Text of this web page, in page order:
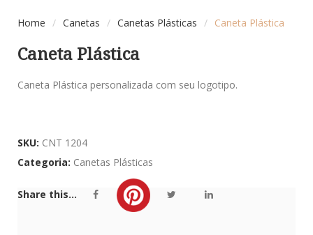
Home / Canetas / Canetas Plásticas / Caneta Plástica
Caneta Plástica
Caneta Plástica personalizada com seu logotipo.
SKU: CNT 1204
Categoria: Canetas Plásticas
Share this...